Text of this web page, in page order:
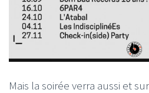
Mais la soirée verra aussi et